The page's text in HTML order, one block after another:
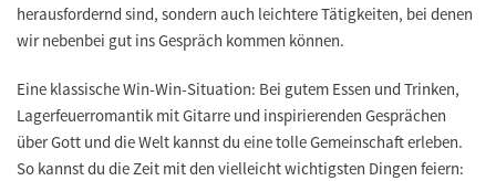
herausfordernd sind, sondern auch leichtere Tätigkeiten, bei denen
wir nebenbei gut ins Gespräch kommen können.
Eine klassische Win-Win-Situation: Bei gutem Essen und Trinken,
Lagerfeuerromantik mit Gitarre und inspirierenden Gesprächen
über Gott und die Welt kannst du eine tolle Gemeinschaft erleben.
So kannst du die Zeit mit den vielleicht wichtigsten Dingen feiern: